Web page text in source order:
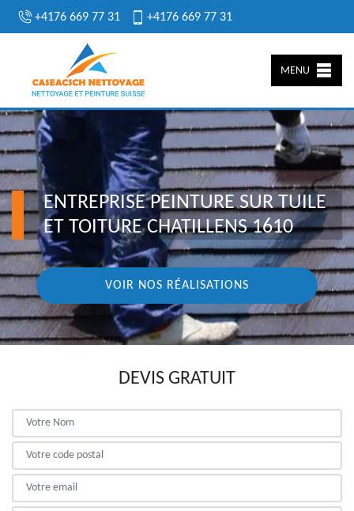
+4176 669 77 31 +4176 669 77 31
MENU
ENTREPRISE PEINTURE SUR TUILE
ET TOITURE CHATILLENS 1610
VOIR NOS RÉALISATIONS
DEVIS GRATUIT